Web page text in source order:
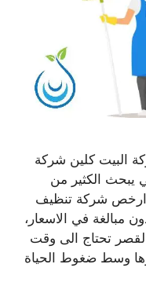
البيت كلين شركة
يبحث الكثير من
شركة تنظيف
مبالغة في الاسعار،
تحتاج الى وقت
وسط ضغوط الحياة